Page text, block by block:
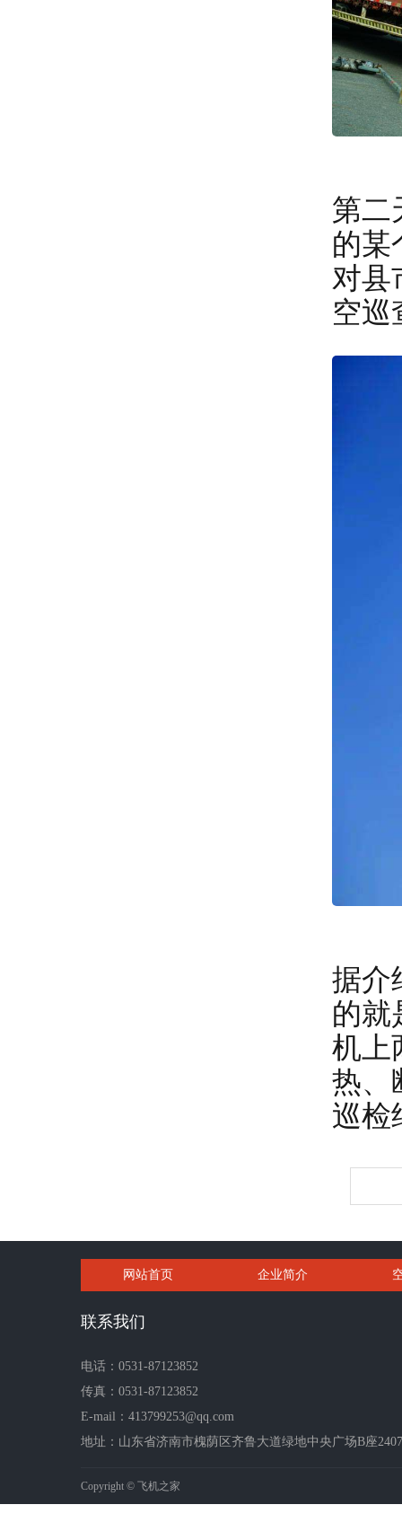
第二
的某
对县
空巡
据介
的就
机上
热、
巡检
网站首页 企业简介
联系我们
电话：0531-87123852
传真：0531-87123852
E-mail：413799253@qq.com
地址：山东省济南市槐荫区齐鲁大道绿地中央广场B座
Copyright © 飞机之家